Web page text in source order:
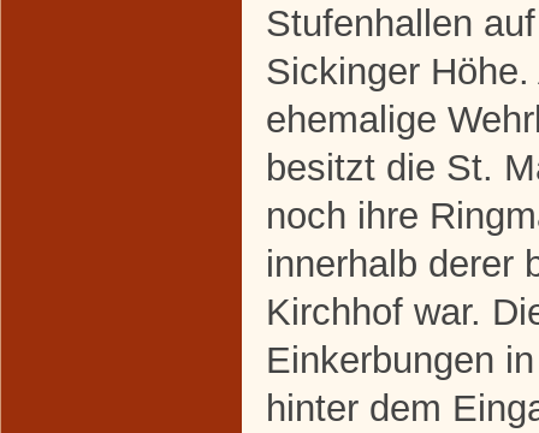
Stufenhallen
Sickinger Höhe.
ehemalige
besitzt die St.
noch ihre
innerhalb derer
Kirchhof war.
Einkerbungen
hinter dem